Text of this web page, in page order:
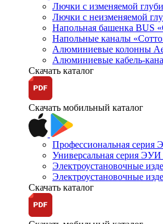
Лючки с изменяемой
Лючки с неизменяемой
Напольная башенка BUS
Напольные каналы
Алюминиевые колонны
Алюминиевые кабель-
Скачать каталог
Скачать мобильный каталог
Профессиональная
Универсальная серия ЭУИ
Электроустановочные
Электроустановочные
Скачать каталог